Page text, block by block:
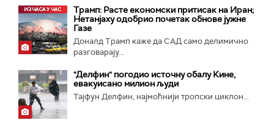
Трамп: Расте економски притисак на Иран;
Нетанјаху одобрио почетак обнове јужне
Газе
Доналд Трамп каже да САД само делимично
разговарају...
"Делфин" погодио источну обалу Кине,
евакуисано милион људи
Тајфун Делфин, најмоћнији тропски циклон...